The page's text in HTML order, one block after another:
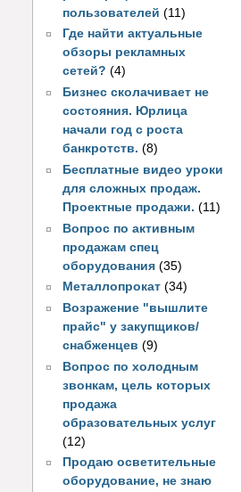
пользователей(11)
Где найти актуальные
обзоры рекламных
сетей? (4)
Бизнес сколачивает не
состояния. Юрлица
начали год с роста
банкротств. (8)
Бесплатные видео уроки
для сложных продаж.
Проектные продажи. (11)
Вопрос по активным
продажам спец
оборудования (35)
Металлопрокат (34)
Возражение "вышлите
прайс" у закупщиков/
снабженцев (9)
Вопрос по холодным
звонкам, цель которых
продажа
образовательных услуг
(12)
Продаю осветительные
оборудование, не знаю